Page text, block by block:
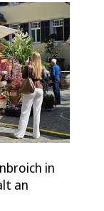
in
an